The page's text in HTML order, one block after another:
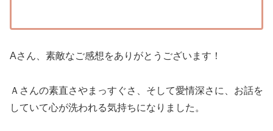
Aさん、素敵なご感想をありがとうございます！
Ａさんの素直さやまっすぐさ、そして愛情深さに、お話を
していて心が洗われる気持ちになりました。